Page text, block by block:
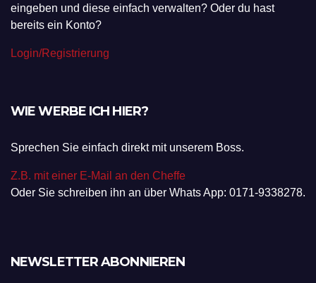
eingeben und diese einfach verwalten? Oder du hast
bereits ein Konto?
Login/Registrierung
WIE WERBE ICH HIER?
Sprechen Sie einfach direkt mit unserem Boss.
Z.B. mit einer E-Mail an den Cheffe
Oder Sie schreiben ihn an über Whats App: 0171-9338278.
NEWSLETTER ABONNIEREN